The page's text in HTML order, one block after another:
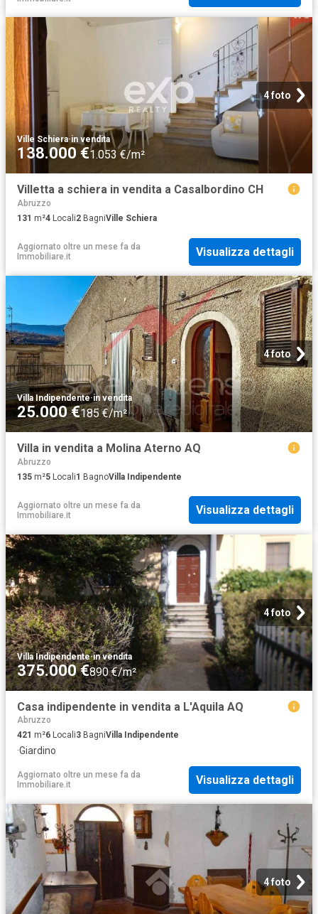
4 foto
Ville Schiera·in vendita
138.000 €1.053 €/m²
Villetta a schiera in vendita a Casalbordino CH
Abruzzo
131 m²4 Locali2 BagniVille Schiera
Aggiornato oltre un mese fa da
Immobiliare.it
Visualizza dettagli
4 foto
Villa Indipendente·in vendita
25.000 €185 €/m²
Villa in vendita a Molina Aterno AQ
Abruzzo
135 m²5 Locali1 BagnoVilla Indipendente
Aggiornato oltre un mese fa da
Immobiliare.it
Visualizza dettagli
4 foto
Villa Indipendente·in vendita
375.000 €890 €/m²
Casa indipendente in vendita a L'Aquila AQ
Abruzzo
421 m²6 Locali3 BagniVilla Indipendente
·Giardino
Aggiornato oltre un mese fa da
Immobiliare.it
Visualizza dettagli
4 foto